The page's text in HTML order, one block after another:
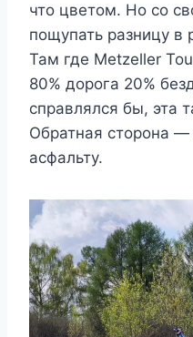
что цветом. Но со
пощупать разницу в
Там где Metzeller
80% дорога 20%
справлялся бы, эта
Обратная сторона
асфальту.